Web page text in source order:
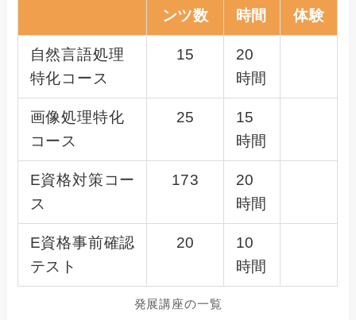
ンツ数
時間
体験
自然言語処理
特化コース
15
20
時間
画像処理特化
コース
25
15
時間
E資格対策コー
ス
173
20
時間
E資格事前確認
テスト
20
10
時間
発展講座の一覧